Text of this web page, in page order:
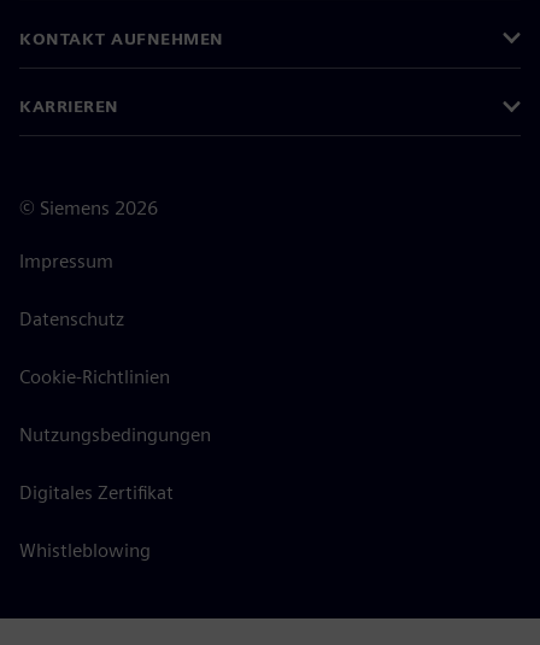
KONTAKT AUFNEHMEN
KARRIEREN
© Siemens 2026
Impressum
Datenschutz
Cookie-Richtlinien
Nutzungsbedingungen
Digitales Zertifikat
Whistleblowing